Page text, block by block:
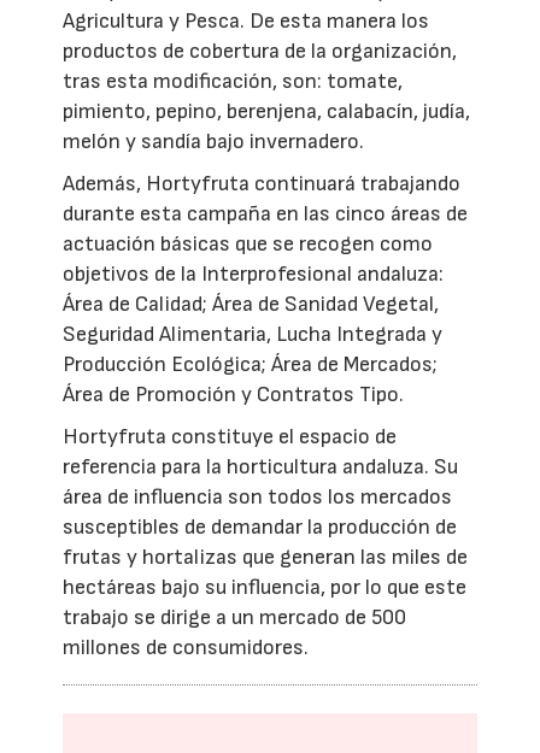
Agricultura y Pesca. De esta manera los
productos de cobertura de la organización,
tras esta modificación, son: tomate,
pimiento, pepino, berenjena, calabacín, judía,
melón y sandía bajo invernadero.
Además, Hortyfruta continuará trabajando
durante esta campaña en las cinco áreas de
actuación básicas que se recogen como
objetivos de la Interprofesional andaluza:
Área de Calidad; Área de Sanidad Vegetal,
Seguridad Alimentaria, Lucha Integrada y
Producción Ecológica; Área de Mercados;
Área de Promoción y Contratos Tipo.
Hortyfruta constituye el espacio de
referencia para la horticultura andaluza. Su
área de influencia son todos los mercados
susceptibles de demandar la producción de
frutas y hortalizas que generan las miles de
hectáreas bajo su influencia, por lo que este
trabajo se dirige a un mercado de 500
millones de consumidores.